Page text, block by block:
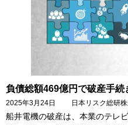
負債総額469億円で破産手続
2025年3月24日 日本リスク総研
船井電機の破産は、本業のテレ